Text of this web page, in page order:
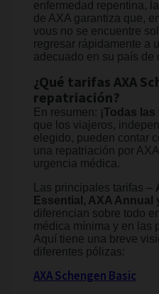
enfermedad repentina,
de AXA garantiza que,
vous no se encuentre
regresar rápidamente a
adecuado en su país de
¿Qué tarifas AXA
repatriación?
En resumen: ¡Todas
que los viajeros,
elegido, pueden contar
una repatriación por
urgencia médica.
Las principales tarifas –
Essential, AXA Annual
diferencian sobre todo
médica mínima y en las
Aquí tiene una breve
diferentes pólizas:
AXA Schengen Basic